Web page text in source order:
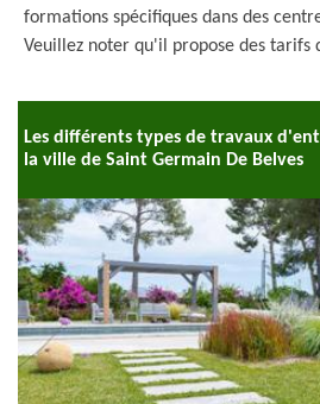
formations spécifiques dans des
Veuillez noter qu'il propose des tarifs
Les différents types de travaux
la ville de Saint Germain De Belves